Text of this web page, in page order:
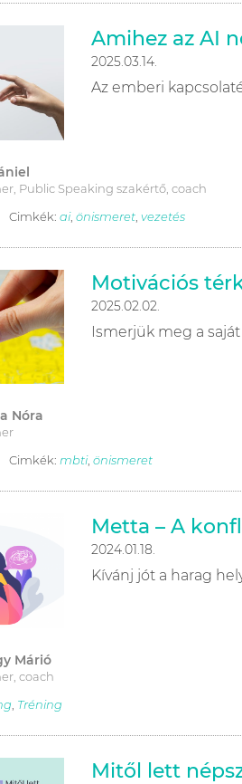
Amihez az AI
2025.03.14.
Az emberi
Public Speaking szakértő, coach
Cimkék: ai, önismeret vezetés
Motivációs
2025.02.02.
Ismerjük meg a
Nóra
Cimkék: mbti, önismeret
Metta – A
2024.01.18.
Kívánj jót a harag
Márió
coach
Tréning
Mitől lett